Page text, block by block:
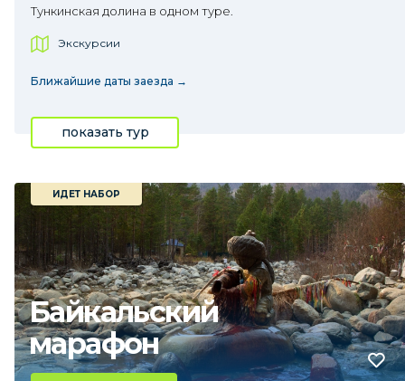
Тункинская долина в одном туре.
Экскурсии
Ближайшие даты заезда →
показать тур
Байкальский
марафон
ИДЕТ НАБОР